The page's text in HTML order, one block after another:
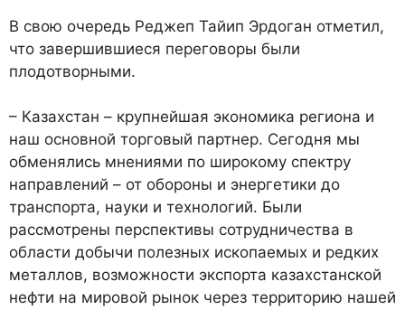
В свою очередь Реджеп Тайип Эрдоган отметил,
что завершившиеся переговоры были
плодотворными.
– Казахстан – крупнейшая экономика региона и
наш основной торговый партнер. Сегодня мы
обменялись мнениями по широкому спектру
направлений – от обороны и энергетики до
транспорта, науки и технологий. Были
рассмотрены перспективы сотрудничества в
области добычи полезных ископаемых и редких
металлов, возможности экспорта казахстанской
нефти на мировой рынок через территорию нашей